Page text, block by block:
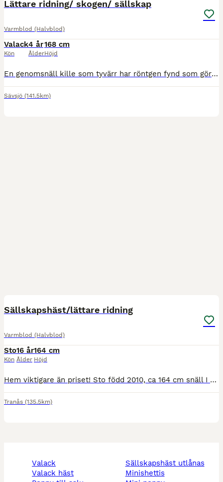
Lättare ridning/ skogen/ sällskap
Varmblod (Halvblod)
Valack
Kön
4 år
Ålder
168 cm
Höjd
En genomsnäll kille som tyvärr har röntgen fynd som gör att det är tveksamt han kommer fungera som fullgången sporthäst. Till någon som vill rida lättare träning/ skogen/ sällskap. Mer info 0722-490
Sävsjö (141.5km)
Sällskapshäst/lättare ridning
Varmblod (Halvblod)
Sto
Kön
16 år
Ålder
164 cm
Höjd
Hem viktigare än priset! Sto född 2010, ca 164 cm snäll I all hantering. Tidigare tävlat hoppning men pga PPID får hon inte längre tävlas. Aldrig haft fång, går i stor betad gräshage idag men ska inte
Tranås (135.5km)
valack
valack häst
sällskapshäst utlånas
minishettis